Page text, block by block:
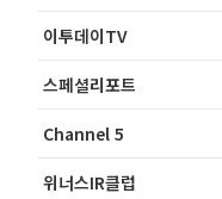
이투데이TV
스페셜리포트
Channel 5
위너스IR클럽